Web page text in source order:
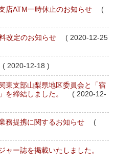
店ATM一時休止のお知らせ
(
改定のお知らせ
( 2020-12-25
( 2020-12-18 )
東支部山梨県地区委員会と「宿
を締結しました。
( 2020-12-
務提携に関するお知らせ
(
ャー誌を掲載いたしました。